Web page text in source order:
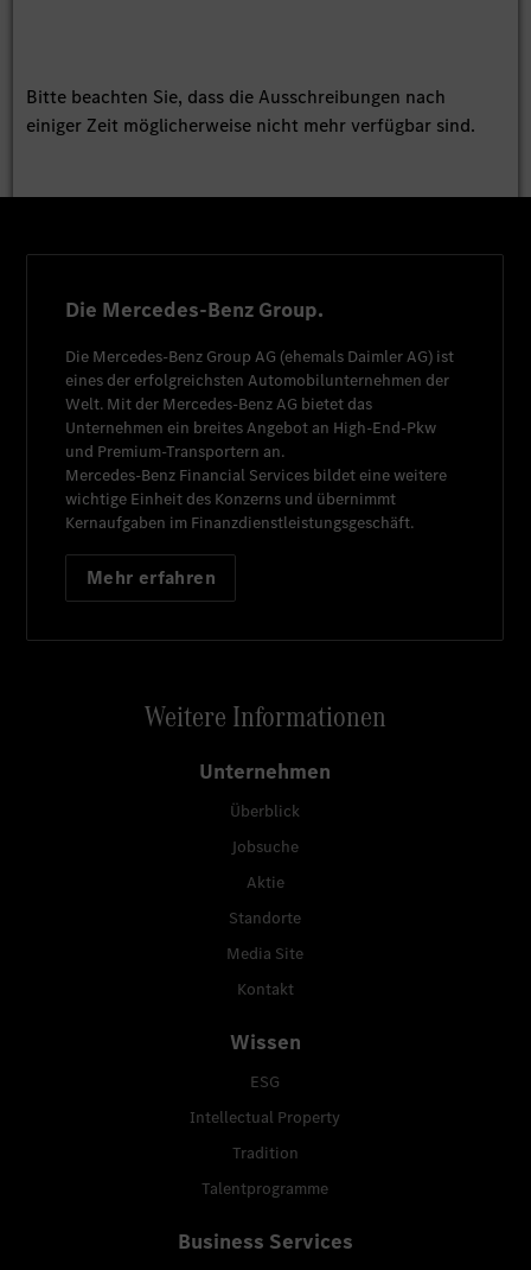
Bitte beachten Sie, dass die Ausschreibungen nach
einiger Zeit möglicherweise nicht mehr verfügbar sind.
Die Mercedes-Benz Group.
Die Mercedes-Benz Group AG (ehemals Daimler AG) ist
eines der erfolgreichsten Automobilunternehmen der
Welt. Mit der Mercedes-Benz AG bietet das
Unternehmen ein breites Angebot an High-End-Pkw
und Premium-Transportern an.
Mercedes-Benz Financial Services bildet eine weitere
wichtige Einheit des Konzerns und übernimmt
Kernaufgaben im Finanzdienstleistungsgeschäft.
Mehr erfahren
Weitere Informationen
Unternehmen
Überblick
Jobsuche
Aktie
Standorte
Media Site
Kontakt
Wissen
ESG
Intellectual Property
Tradition
Talentprogramme
Business Services